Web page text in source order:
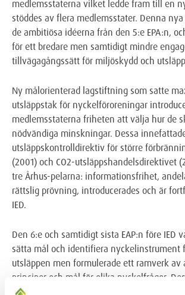
medlemsstaterna vilket ledde fram till en
stöddes av flera medlemsstater. Denna
de ambitiösa idéerna från den 5:e EPA:n,
för ett bredare men samtidigt mindre
tillvägagångssätt för miljöskydd och
Ny målorienterad lagstiftning som satte
utsläppstak för nyckelföroreningar
medlemsstaterna friheten att välja hur de
nödvändiga minskningar. Dessa
utsläppskontrolldirektiv för större
(2001) och CO2-utsläppshandelsdirektivet
tre Århus-pelarna: informationsfrihet,
rättslig prövning, introducerades och är
IED.
Den 6:e och samtidigt sista EAP:n före IED
sätta mål och identifiera nyckelinstrument
utsläppen men formulerade ett ramverk av
principer och mål för olika nyckelfrågor.
även reformeringen av kemikaliepolicyn